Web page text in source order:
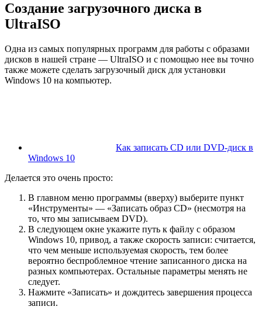
Создание загрузочного диска в
UltraISO
Одна из самых популярных программ для работы с образами
дисков в нашей стране — UltraISO и с помощью нее вы точно
также можете сделать загрузочный диск для установки
Windows 10 на компьютер.
Как записать CD или DVD-диск в
Windows 10
Делается это очень просто:
В главном меню программы (вверху) выберите пункт
«Инструменты» — «Записать образ CD» (несмотря на
то, что мы записываем DVD).
В следующем окне укажите путь к файлу с образом
Windows 10, привод, а также скорость записи: считается,
что чем меньше используемая скорость, тем более
вероятно беспроблемное чтение записанного диска на
разных компьютерах. Остальные параметры менять не
следует.
Нажмите «Записать» и дождитесь завершения процесса
записи.